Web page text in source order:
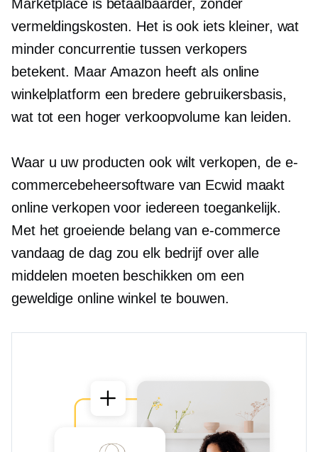
Marketplace is betaalbaarder, zonder
vermeldingskosten. Het is ook iets kleiner, wat
minder concurrentie tussen verkopers
betekent. Maar Amazon heeft als online
winkelplatform een ​​bredere gebruikersbasis,
wat tot een hoger verkoopvolume kan leiden.
Waar u uw producten ook wilt verkopen, de e-
commercebeheersoftware van Ecwid maakt
online verkopen voor iedereen toegankelijk.
Met het groeiende belang van e-commerce
vandaag de dag zou elk bedrijf over alle
middelen moeten beschikken om een ​​
geweldige online winkel te bouwen.